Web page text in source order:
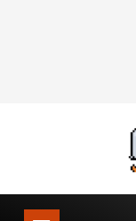
26º Salón Manga